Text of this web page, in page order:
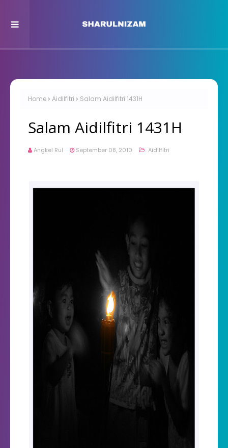
Home Aidilfitri Salam Aidilfitri 1431H
Salam Aidilfitri 1431H
Angkel Rul September 08, 2010 Aidilfitri